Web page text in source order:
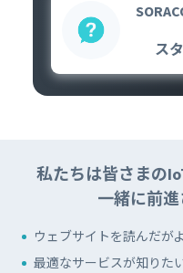
ス
私たちは皆さまの
一緒に前
ウェブサイトを読んだが
最適なサービスが知りた